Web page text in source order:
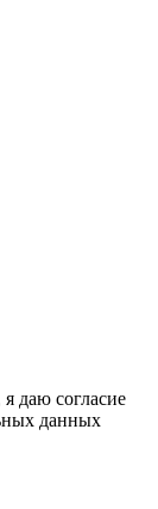
даю согласие
данных